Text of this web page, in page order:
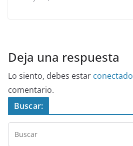
Deja una respuesta
Lo siento, debes estar conectado
comentario.
Buscar: